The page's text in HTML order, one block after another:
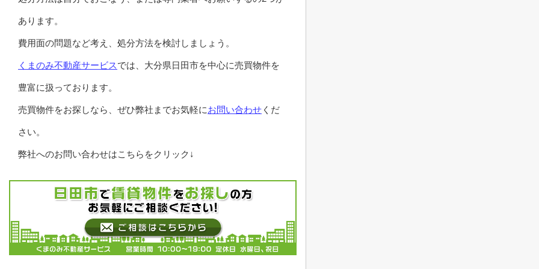
あります。
費用面の問題など考え、処分方法を検討しましょう。
くまのみ不動産サービスでは、大分県日田市を中心に売買物件を
豊富に扱っております。
売買物件をお探しなら、ぜひ弊社までお気軽にお問い合わせ くだ
さい。
弊社へのお問い合わせはこちらをクリック↓